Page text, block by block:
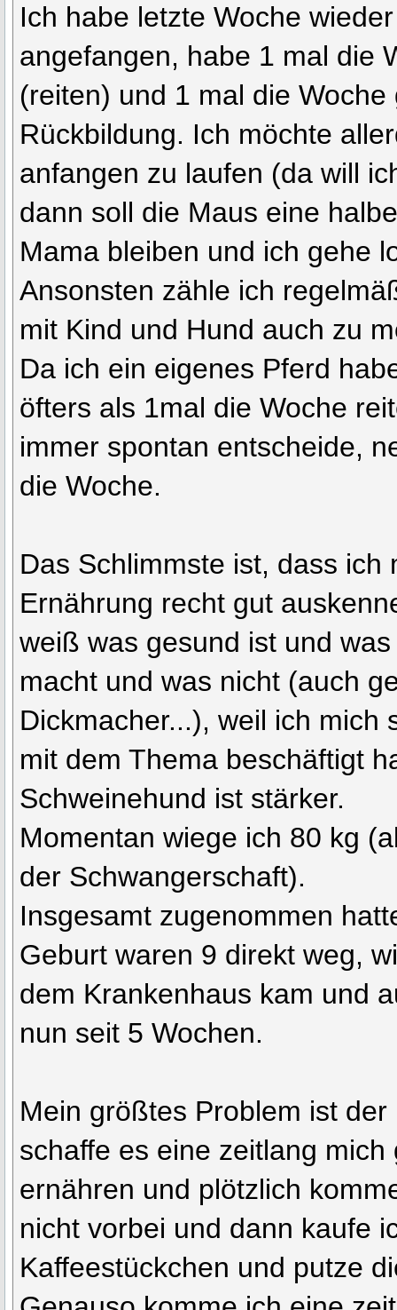
Ich habe letzte Woche
angefangen, habe 1 mal die
(reiten) und 1 mal die Woche
Rückbildung. Ich möchte
anfangen zu laufen (da will
dann soll die Maus eine
Mama bleiben und ich gehe
Ansonsten zähle ich
mit Kind und Hund auch zu
Da ich ein eigenes Pferd
öfters als 1mal die Woche
immer spontan entscheide,
die Woche.
Das Schlimmste ist, dass ich
Ernährung recht gut
weiß was gesund ist und
macht und was nicht (auch
Dickmacher...), weil ich mich
mit dem Thema beschäftigt
Schweinehund ist stärker.
Momentan wiege ich 80 kg
der Schwangerschaft).
Insgesamt zugenommen
Geburt waren 9 direkt weg,
dem Krankenhaus kam und
nun seit 5 Wochen.
Mein größtes Problem ist
schaffe es eine zeitlang
ernähren und plötzlich
nicht vorbei und dann kaufe
Kaffeestückchen und putze